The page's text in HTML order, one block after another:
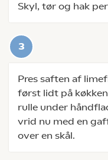
Skyl, tør og hak
Pres saften af
først lidt på
rulle under
vrid nu med en
over en skål.